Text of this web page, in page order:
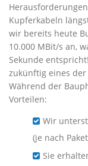
Kupferkabeln
wir bereits heute
10.000 MBit/s an,
Sekunde
zukünftig eines
Während der
Vorteilen:
Wir
(je nach
Sie